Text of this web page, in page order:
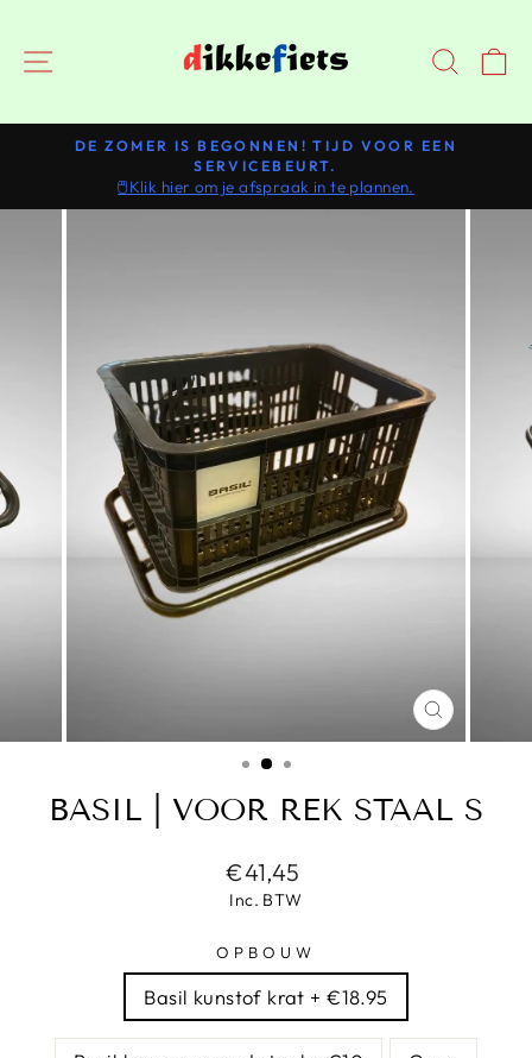
Pauzeer
slideshow
DE ZOMER IS BEGONNEN! TIJD VOOR EEN
SERVICEBEURT.
🖱️Klik hier om je afspraak in te plannen.
SLUITEN
(ESC)
BASIL | VOOR REK STAAL S
Normale
prijs
€41,45
Inc. BTW
OPBOUW
Basil kunstof krat + €18.95